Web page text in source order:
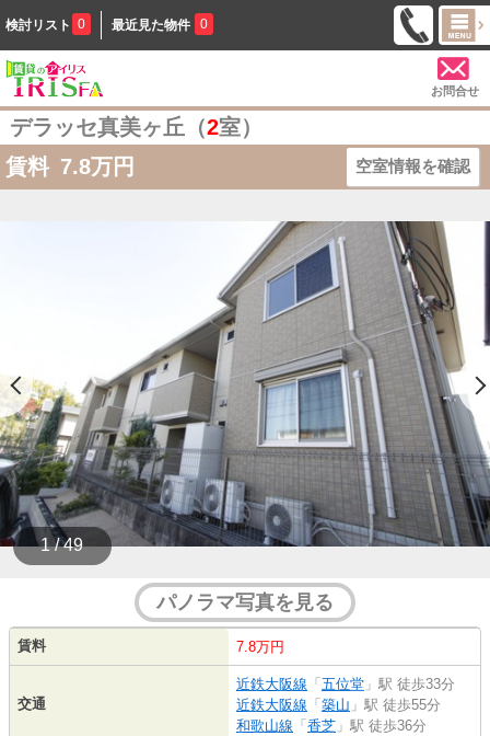
検討リスト 0 最近見た物件 0
お問合せ
デラッセ真美ヶ丘（2室）
賃料 7.8万円 空室情報を確認
1 / 49
パノラマ写真を見る
賃料 7.8万円
交通
近鉄大阪線 「 五位堂 」駅 徒歩33分
近鉄大阪線 「 築山 」駅 徒歩55分
和歌山線 「 香芝 」駅 徒歩36分